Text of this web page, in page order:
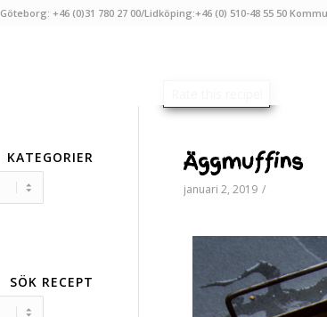
Göteborg: +46 (0)31 780 27 00/Lidköping:+46 (0) 510-48 55 50
Äggmuffins
januari 2, 2019 /
KATEGORIER
SÖK RECEPT